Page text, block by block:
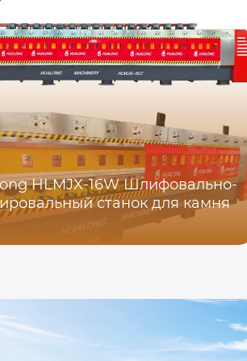
HLMJX-16W Шлифовально-
станок для камня